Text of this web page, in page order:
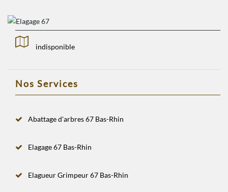
indisponible
Nos Services
Abattage d'arbres 67 Bas-Rhin
Elagage 67 Bas-Rhin
Elagueur Grimpeur 67 Bas-Rhin